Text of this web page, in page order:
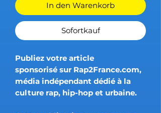
In den Warenkorb
Sofortkauf
Publiez votre article
sponsorisé sur Rap2France.com,
média indépendant dédié à la
culture rap, hip-hop et urbaine.